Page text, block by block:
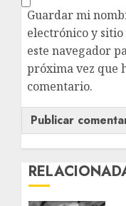
Guardar mi
electrónico y
este navegador
próxima vez que
comentario.